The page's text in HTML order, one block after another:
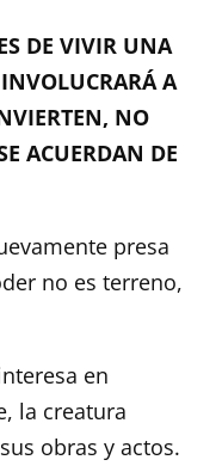
DE VIVIR UNA
A
NO
ACUERDAN DE
presa
no es terreno,
en
la creatura
obras y actos.